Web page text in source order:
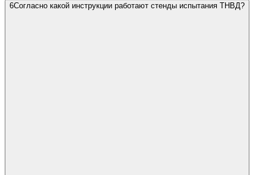
6Согласно какой инструкции работают стенды испытания ТНВД?